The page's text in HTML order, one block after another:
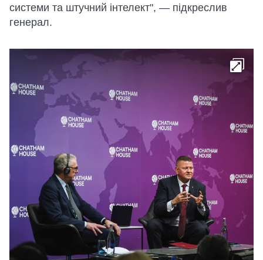
системи та штучний інтелект", — підкреслив
генерал.